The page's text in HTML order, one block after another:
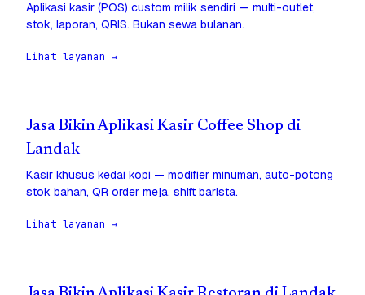
Aplikasi kasir (POS) custom milik sendiri — multi-outlet,
stok, laporan, QRIS. Bukan sewa bulanan.
Lihat layanan →
Jasa Bikin Aplikasi Kasir Coffee Shop di
Landak
Kasir khusus kedai kopi — modifier minuman, auto-potong
stok bahan, QR order meja, shift barista.
Lihat layanan →